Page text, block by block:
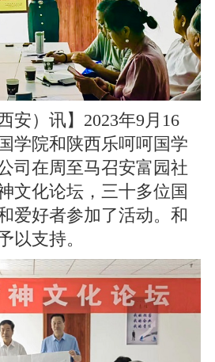
安）讯】2023年9月16
学院和陕西乐呵呵国学
司在周至马召安富园社
文化论坛，三十多位国
爱好者参加了活动。和
以支持。